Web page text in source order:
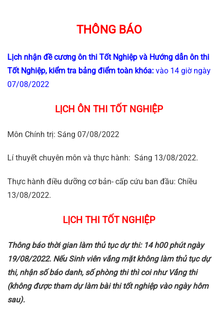
THÔNG BÁO
Lịch nhận đề cương ôn thi Tốt Nghiệp và Hướng dẫn ôn thi
Tốt Nghiệp, kiểm tra bảng điểm toàn khóa: vào 14 giờ ngày
07/08/2022
LỊCH ÔN THI TỐT NGHIỆP
Môn Chính trị: Sáng 07/08/2022
Lí thuyết chuyên môn và thực hành: Sáng 13/08/2022.
Thực hành điều dưỡng cơ bản- cấp cứu ban đầu: Chiều
13/08/2022.
LỊCH THI TỐT NGHIỆP
Thông báo thời gian làm thủ tục dự thi: 14 h00 phút ngày
19/08/2022. Nếu Sinh viên vắng mặt không làm thủ tục dự
thi, nhận số báo danh, số phòng thi thì coi như Vắng thi
(không được tham dự làm bài thi tốt nghiệp vào ngày hôm
sau).